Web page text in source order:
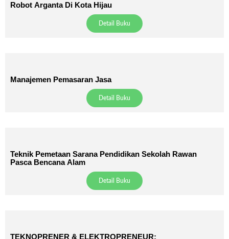
Robot Arganta Di Kota Hijau
Detail Buku
Manajemen Pemasaran Jasa
Detail Buku
Teknik Pemetaan Sarana Pendidikan Sekolah Rawan
Pasca Bencana Alam
Detail Buku
TEKNOPRENER & ELEKTROPRENEUR: